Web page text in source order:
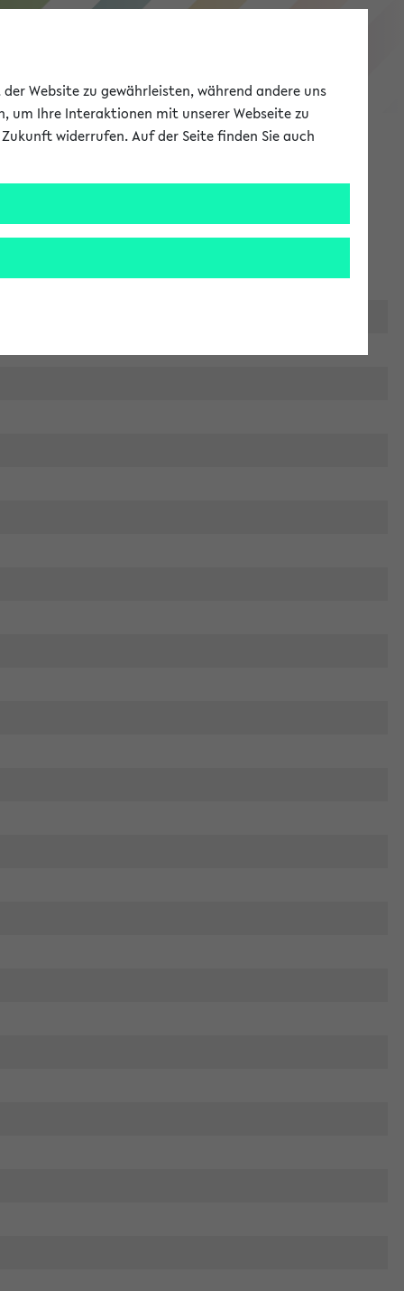
eKVV
Website zu gewährleisten, während andere uns
um Ihre Interaktionen mit unserer Webseite zu
widerrufen. Auf der Seite finden Sie auch